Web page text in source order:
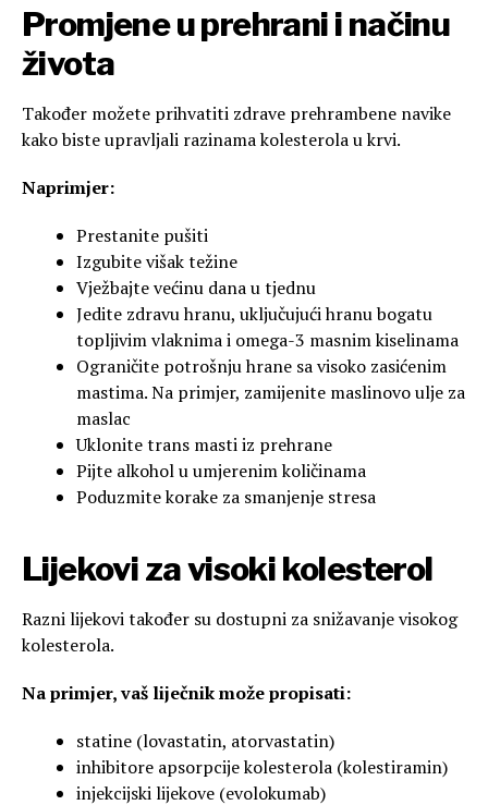
Promjene u prehrani i načinu
života
Također možete prihvatiti zdrave prehrambene navike
kako biste upravljali razinama kolesterola u krvi.
Naprimjer:
Prestanite pušiti
Izgubite višak težine
Vježbajte većinu dana u tjednu
Jedite zdravu hranu, uključujući hranu bogatu
topljivim vlaknima i omega-3 masnim kiselinama
Ograničite potrošnju hrane sa visoko zasićenim
mastima. Na primjer, zamijenite maslinovo ulje za
maslac
Uklonite trans masti iz prehrane
Pijte alkohol u umjerenim količinama
Poduzmite korake za smanjenje stresa
Lijekovi za visoki kolesterol
Razni lijekovi također su dostupni za snižavanje visokog
kolesterola.
Na primjer, vaš liječnik može propisati:
statine (lovastatin, atorvastatin)
inhibitore apsorpcije kolesterola (kolestiramin)
injekcijski lijekove (evolokumab)